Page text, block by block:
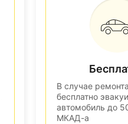
В случае
бесплатно
автомобиль до
МКАД-а